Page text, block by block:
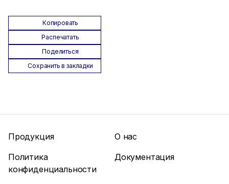
Копировать
Распечатать
Поделиться
Сохранить в закладки
Продукция
О нас
Политика
конфиденциальности
Документация